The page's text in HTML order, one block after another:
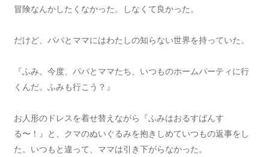
冒険なんかしたくなかった。しなくて良かった。
だけど、パパとママにはわたしの知らない世界を持っていた。
『ふみ。今度、パパとママたち、いつものホームパーティに行
くんだ。ふみも行こう？』
お人形のドレスを着せ替えながら『ふみはおるすばんす
る〜！』と、クマのぬいぐるみを抱きしめていつもの返事をし
た。いつもと違って、ママは引き下がらなかった。